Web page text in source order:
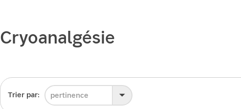
Cryoanalgésie
Trier par: pertinence